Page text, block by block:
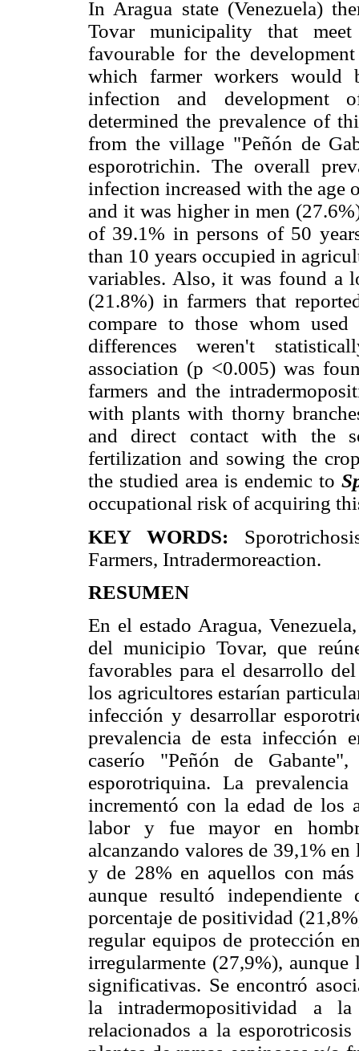
In Aragua state (Venezuela)
Tovar municipality that
favourable for the
which farmer workers would
infection and development
determined the prevalence of
from the village "Peñón de
esporotrichin. The overall
infection increased with the age
and it was higher in men
of 39.1% in persons of 50
than 10 years occupied in
variables. Also, it was found a
(21.8%) in farmers that
compare to those whom
differences weren't
association (p <0.005) was
farmers and the
with plants with thorny
and direct contact with the
fertilization and sowing the
the studied area is endemic to
occupational risk of acquiring
KEY WORDS:
Farmers, Intradermoreaction.
RESUMEN
En el estado Aragua,
del municipio Tovar, que
favorables para el desarrollo
los agricultores estarían
infección y desarrollar
prevalencia de esta infección
caserío "Peñón de
esporotriquina. La
incrementó con la edad de los
labor y fue mayor en
alcanzando valores de 39,1% en
y de 28% en aquellos con
aunque resultó
porcentaje de positividad
regular equipos de protección
irregularmente (27,9%), aunque
significativas. Se encontró
la intradermopositividad a
relacionados a la